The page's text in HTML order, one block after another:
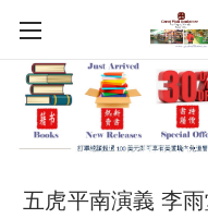
五虎平南演義 李